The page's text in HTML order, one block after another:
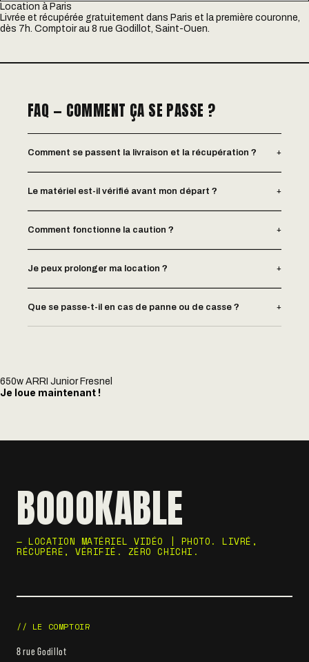
Location à Paris
Livrée et récupérée gratuitement dans Paris et la première couronne,
dès 7h. Comptoir au 8 rue Godillot, Saint-Ouen.
FAQ — COMMENT ÇA SE PASSE ?
Comment se passent la livraison et la récupération ? +
Le matériel est-il vérifié avant mon départ ? +
Comment fonctionne la caution ? +
Je peux prolonger ma location ? +
Que se passe-t-il en cas de panne ou de casse ? +
650w ARRI Junior Fresnel
Je loue maintenant !
BOOOKABLE
— LOCATION MATÉRIEL VIDÉO | PHOTO. LIVRÉ,
RÉCUPÉRÉ, VÉRIFIÉ. ZÉRO CHICHI.
// LE COMPTOIR
8 rue Godillot